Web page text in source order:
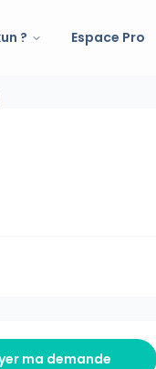
? Espace Pro
ma demande